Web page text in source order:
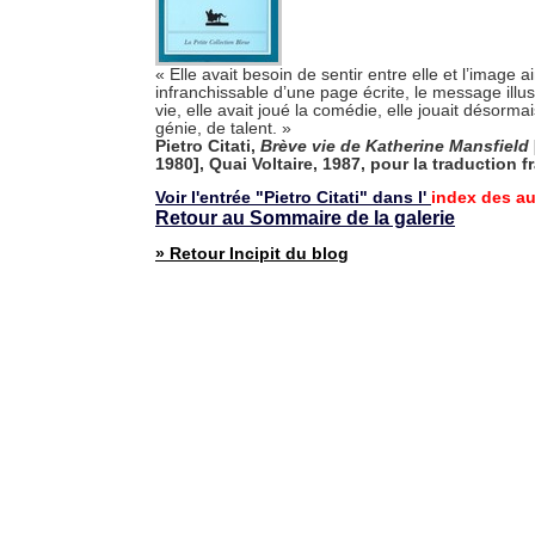
« Elle avait besoin de sentir entre elle et l’image
infranchissable d’une page écrite, le message
vie, elle avait joué la comédie, elle jouait
génie, de talent. »
Pietro Citati, Brève vie de Katherine Mansfield
1980], Quai Voltaire, 1987, pour la traduction
Voir l'entrée "Pietro Citati" dans l' index des
Retour au Sommaire de la galerie
» Retour Incipit du blog